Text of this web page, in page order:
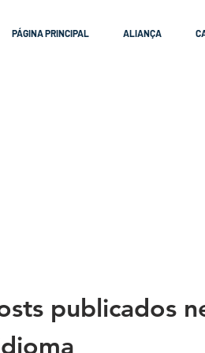
publicados
PÁGINA PRINCIPAL ALIANÇA